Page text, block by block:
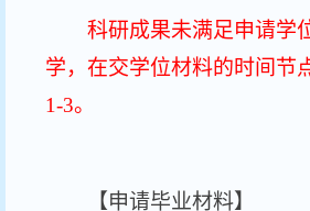
科研成果未满足申请学
学，在交学位材料的时间节
1-3。
【申请毕业材料】